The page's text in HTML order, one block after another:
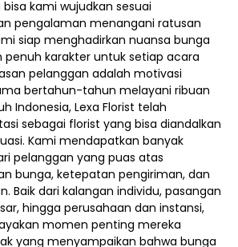
kami wujudkan sesuai
pengalaman menangani ratusan
siap menghadirkan nuansa bunga
karakter untuk setiap acara
pelanggan adalah motivasi
bertahun-tahun melayani ribuan
Indonesia, Lexa Florist telah
sebagai florist yang bisa diandalkan
Kami mendapatkan banyak
pelanggan yang puas atas
bunga, ketepatan pengiriman, dan
Baik dari kalangan individu, pasangan
hingga perusahaan dan instansi,
momen penting mereka
yang menyampaikan bahwa bunga